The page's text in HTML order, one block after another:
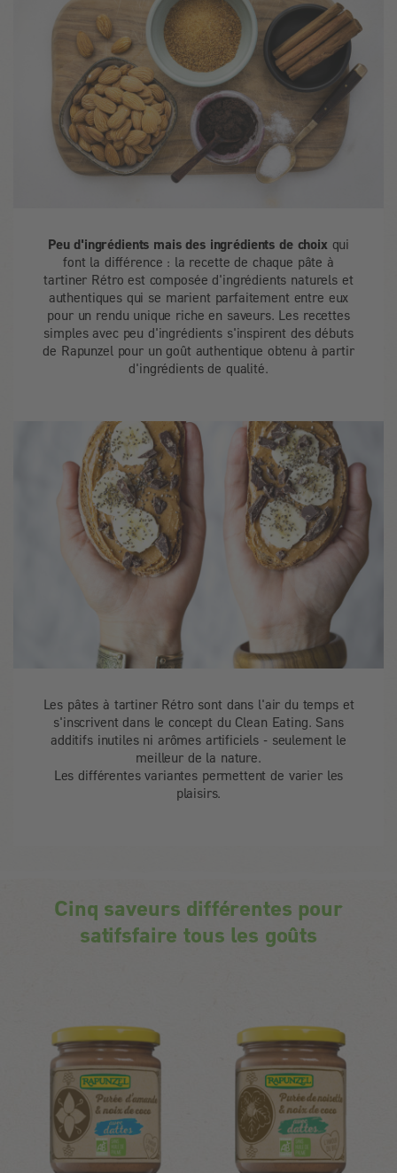
Peu d'ingrédients mais des ingrédients de choix qui
font la différence : la recette de chaque pâte à
tartiner Rétro est composée d'ingrédients naturels et
authentiques qui se marient parfaitement entre eux
pour un rendu unique riche en saveurs. Les recettes
simples avec peu d'ingrédients s'inspirent des débuts
de Rapunzel pour un goût authentique obtenu à partir
d'ingrédients de qualité.
Les pâtes à tartiner Rétro sont dans l'air du temps et
s'inscrivent dans le concept du Clean Eating. Sans
additifs inutiles ni arômes artificiels - seulement le
meilleur de la nature.
Les différentes variantes permettent de varier les
plaisirs.
Cinq saveurs différentes pour
satifsfaire tous les goûts